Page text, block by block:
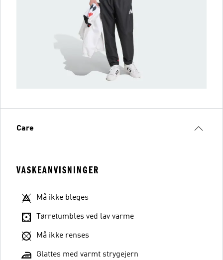
Care
VASKEANVISNINGER
Må ikke bleges
Tørretumbles ved lav varme
Må ikke renses
Glattes med varmt strygejern